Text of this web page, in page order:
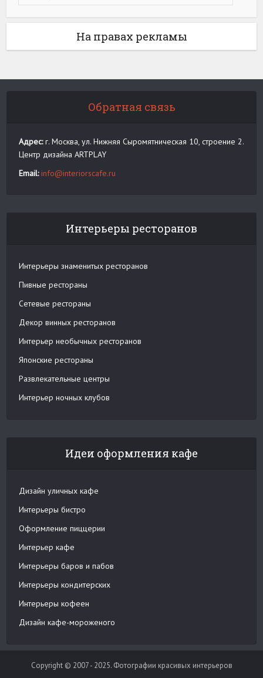
На правах рекламы
Обратная связь
Адрес:г. Москва, ул. Нижняя Сыромятническая 10, строение 2.
Центр дизайна ARTPLAY
Email: info@interiorscafe.ru
Интерьеры ресторанов
Интерьеры знаменитых ресторанов
Пивные рестораны
Сетевые рестораны
Декор винных ресторанов
Интерьер необычных ресторанов
Японские рестораны
Развлекательные центры
Интерьер ночных клубов
Идеи оформления кафе
Дизайн уличных кафе
Интерьеры бистро
Оформление пиццерии
Интерьер кафе
Интерьеры баров и пабов
Интерьеры кондитерских
Интерьеры кофеен
Дизайн кафе-мороженого
Copyright © 2007 - 2025. Фотографии красивых интерьеров